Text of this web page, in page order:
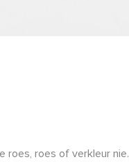
roes, roes of verkleur nie.